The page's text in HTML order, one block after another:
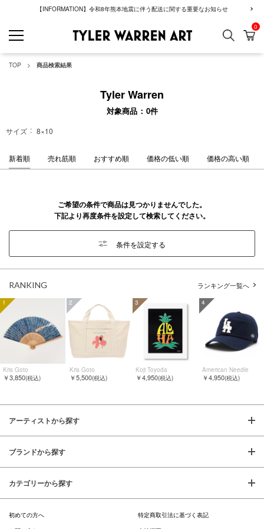
【INFORMATION】令和8年熊本地震に伴う配送に関する重要なお知らせ
GREENROOM
検索 カ
0
TOP 商品検索結果
Tyler Warren
対象商品 0件
サイズ 8×10
新着順 売れ筋順 おすすめ順 価格の低い順 価格の高い順
ご希望の条件で商品は見つかりませんでした。
下記より再度条件を設定して検索してください。
条件を設定する
RANKING ランキング一覧へ
1
Kris Goto
￥3,850(税込)
2
Kris Goto
￥5,500(税込)
3
Koji Toyoda
￥4,950(税込)
4
American Needle
￥4,950(税込)
アーティストから探す
ブランドから探す
カテゴリーから探す
初めての方へ
特定商取引法に基づく表記